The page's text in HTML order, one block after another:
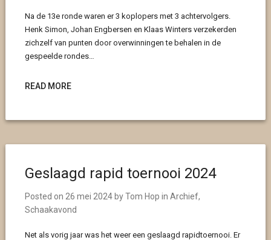
Na de 13e ronde waren er 3 koplopers met 3 achtervolgers.
Henk Simon, Johan Engbersen en Klaas Winters verzekerden
zichzelf van punten door overwinningen te behalen in de
gespeelde rondes…
READ MORE
Geslaagd rapid toernooi 2024
Posted on 26 mei 2024 byTom Hop in Archief,
Schaakavond
Net als vorig jaar was het weer een geslaagd rapidtoernooi. Er